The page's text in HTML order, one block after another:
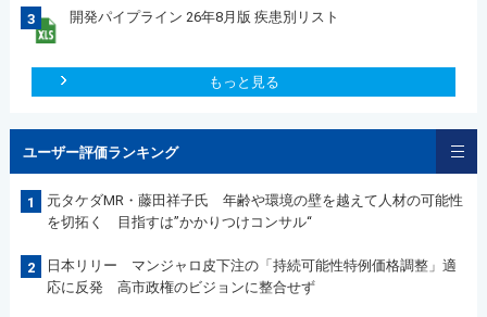
3 開発パイプライン 26年8月版 疾患別リスト
もっと見る
ユーザー評価ランキング
1
元タケダMR・藤田祥子氏 年齢や環境の壁を越えて人材の可能性
を切拓く 目指すは”かかりつけコンサル“
2
日本リリー マンジャロ皮下注の「持続可能性特例価格調整」適
応に反発 高市政権のビジョンに整合せず